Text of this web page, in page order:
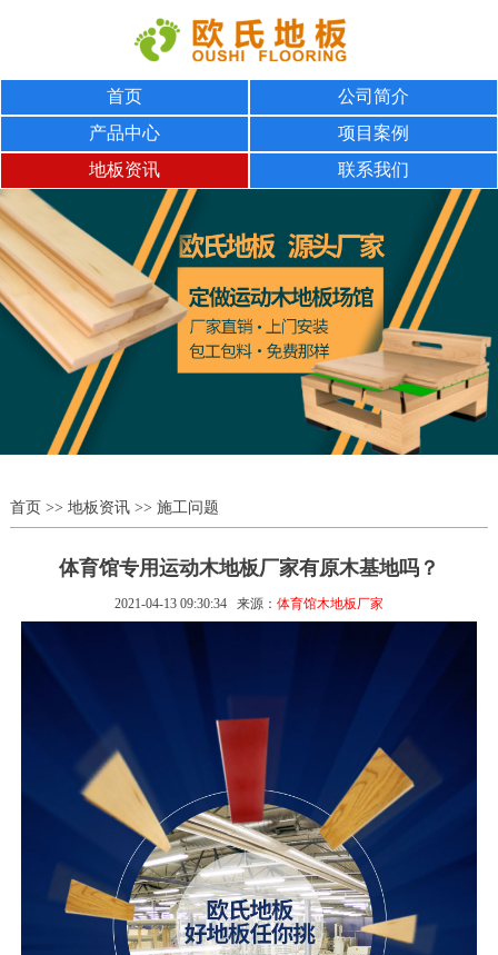
首页
公司简介
产品中心
项目案例
地板资讯
联系我们
首页>> 地板资讯>> 施工问题
体育馆专用运动木地板厂家有原木基地吗？
2021-04-13 09:30:34 来源： 体育馆木地板厂家